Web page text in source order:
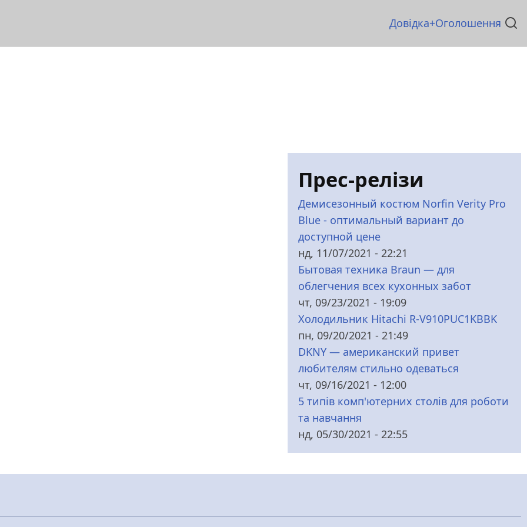
Основна
Довідка Оголошення
Прес-релізи
Демисезонный костюм Norfin Verity Pro
Blue - оптимальный вариант до
доступной цене
нд, 11/07/2021 - 22:21
Бытовая техника Braun — для
облегчения всех кухонных забот
чт, 09/23/2021 - 19:09
Холодильник Hitachi R-V910PUC1KBBK
пн, 09/20/2021 - 21:49
DKNY — американский привет
любителям стильно одеваться
чт, 09/16/2021 - 12:00
5 типів комп'ютерних столів для роботи
та навчання
нд, 05/30/2021 - 22:55